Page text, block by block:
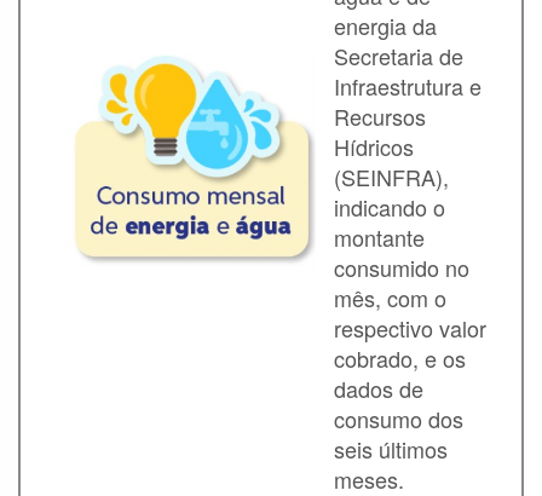
Contratos
Servidores
Frequentes
Serviço de
Informação ao
energia da
Secretaria de
Infraestrutura e
Recursos
Hídricos
(SEINFRA),
indicando o
montante
consumido no
mês, com o
respectivo valor
cobrado, e os
dados de
consumo dos
seis últimos
meses.